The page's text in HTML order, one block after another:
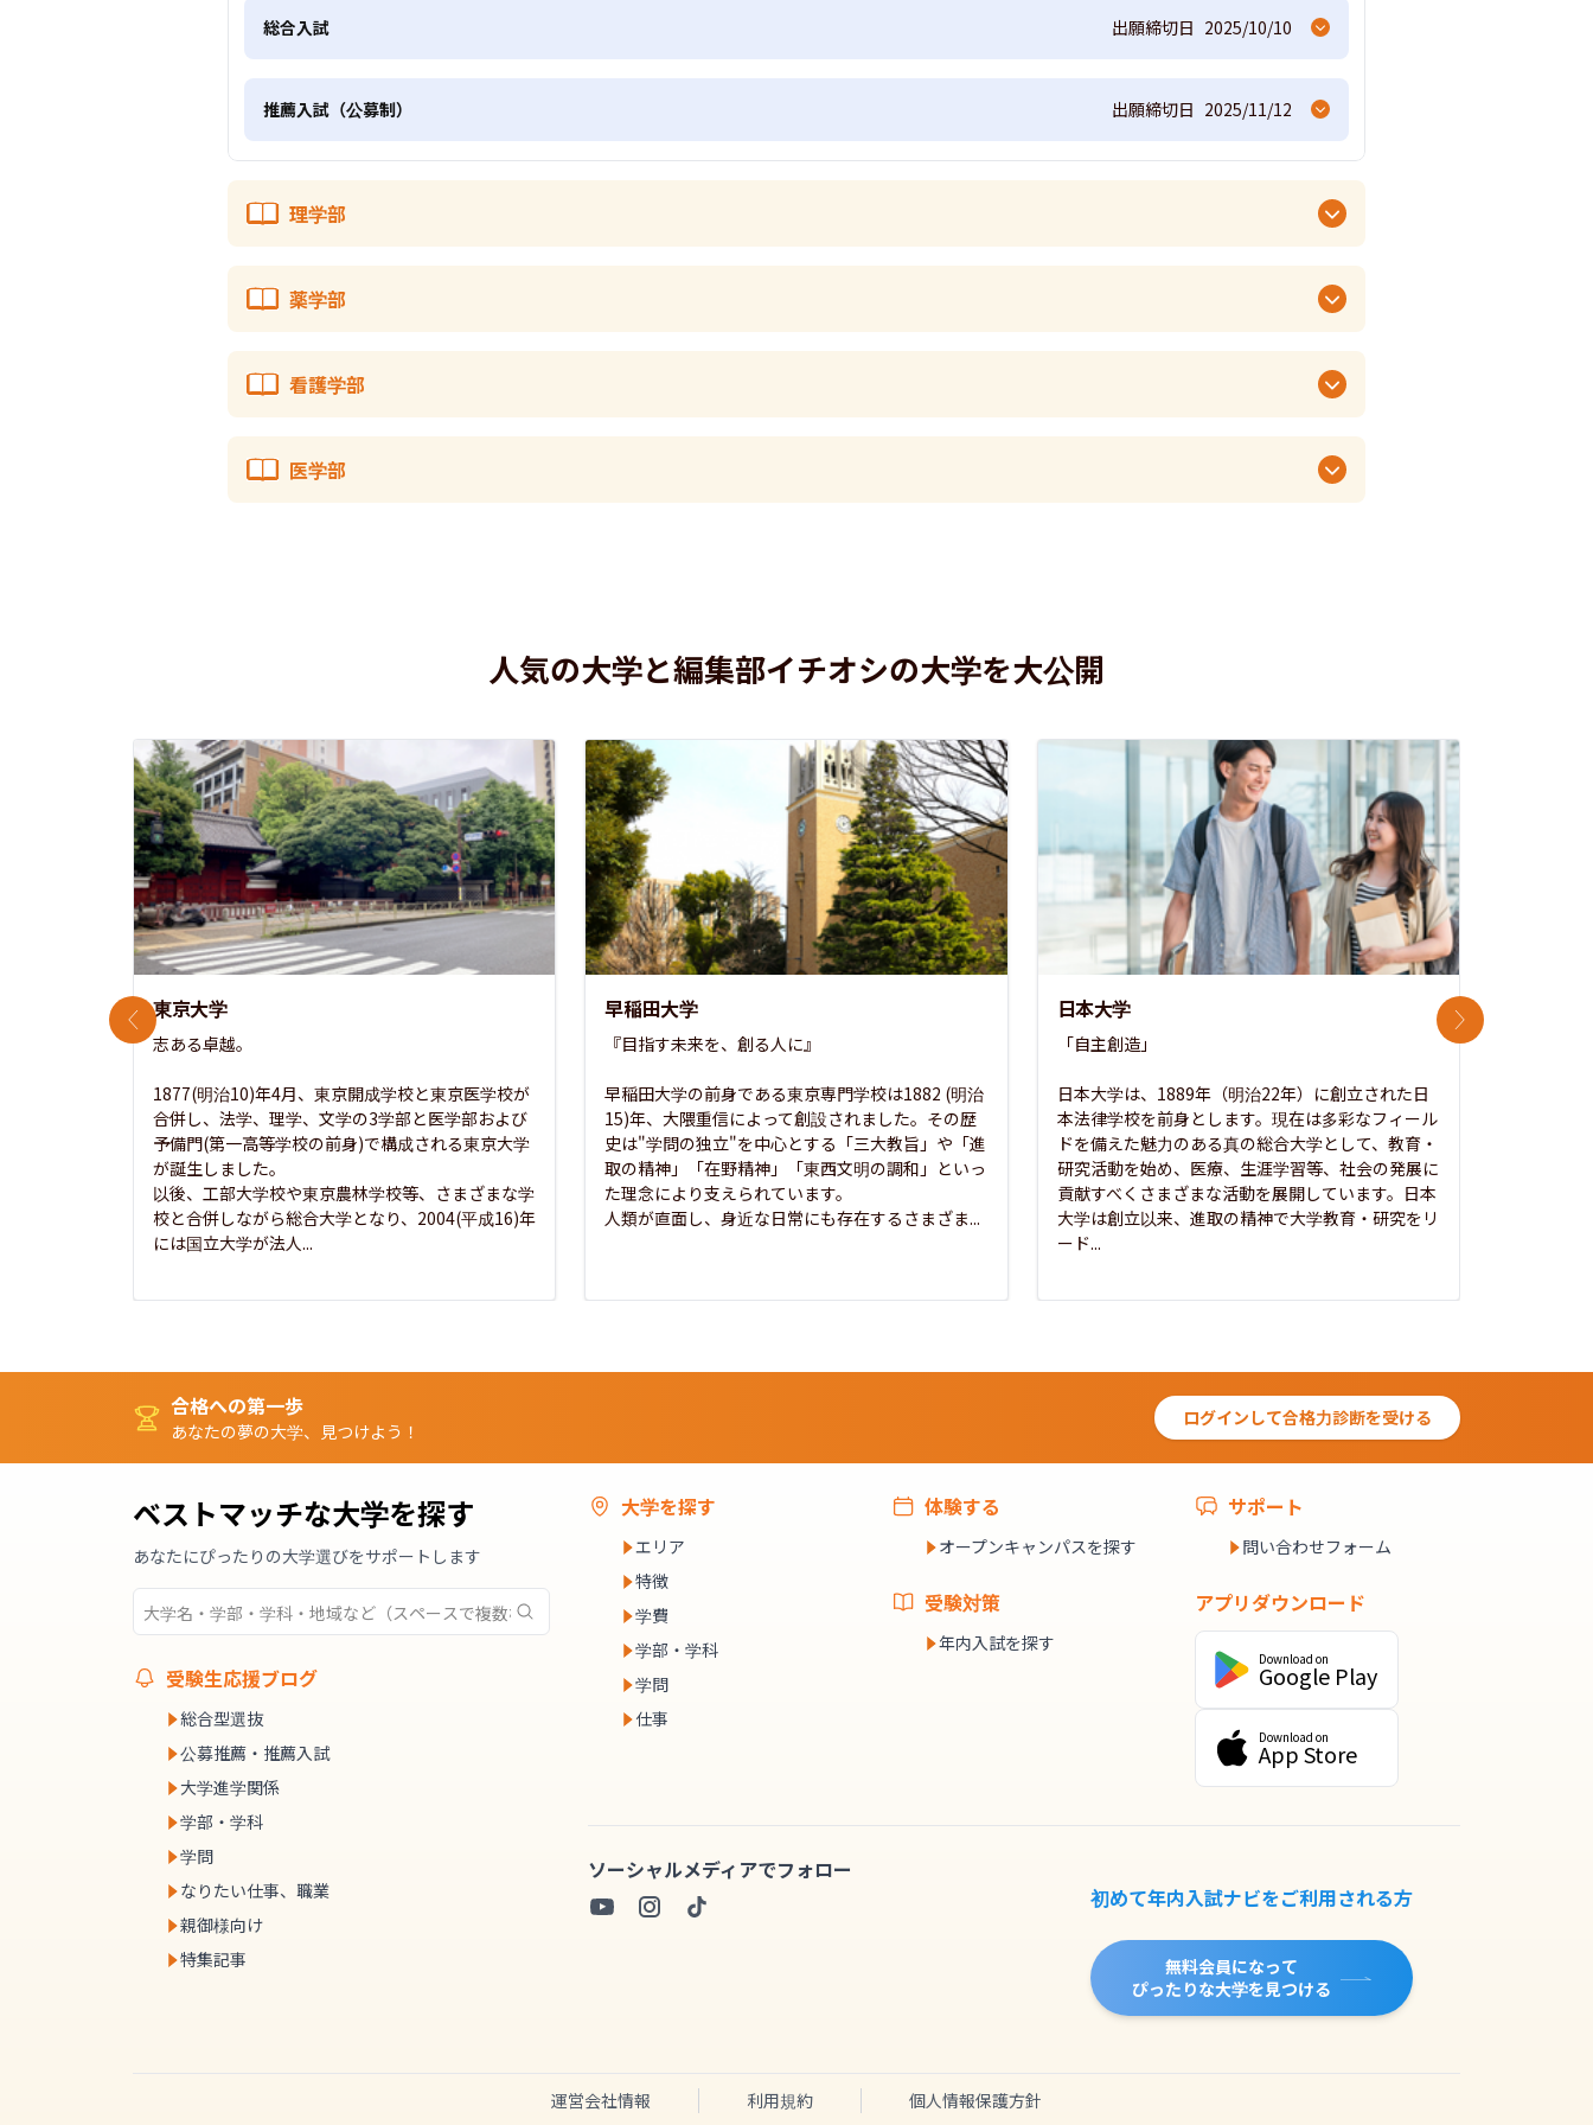
総合入試 出願締切日 2025/10/10
推薦入試（公募制） 出願締切日 2025/11/12
理学部
薬学部
看護学部
医学部
人気の大学と編集部イチオシの大学を大公開
東京大学
志ある卓越。
1877(明治10)年4月、東京開成学校と東京医学校が
合併し、法学、理学、文学の3学部と医学部および
予備門(第一高等学校の前身)で構成される東京大学
が誕生しました。
以後、工部大学校や東京農林学校等、さまざまな学
校と合併しながら総合大学となり、2004(平成16)年
には国立大学が法人...
早稲田大学
『目指す未来を、創る人に』
早稲田大学の前身である東京専門学校は1882 (明治
15)年、大隈重信によって創設されました。その歴
史は"学問の独立"を中心とする「三大教旨」や「進
取の精神」「在野精神」「東西文明の調和」といっ
た理念により支えられています。
人類が直面し、身近な日常にも存在するさまざま...
日本大学
「自主創造」
日本大学は、1889年（明治22年）に創立された日
本法律学校を前身とします。現在は多彩なフィール
ドを備えた魅力のある真の総合大学として、教育・
研究活動を始め、医療、生涯学習等、社会の発展に
貢献すべくさまざまな活動を展開しています。日本
大学は創立以来、進取の精神で大学教育・研究をリ
ード...
前のスライド 次のスライド
合格への第一歩
あなたの夢の大学、見つけよう！
ログインして合格力診断を受ける
ベストマッチな大学を探す
あなたにぴったりの大学選びをサポートします
受験生応援ブログ
総合型選抜
公募推薦・推薦入試
大学進学関係
学部・学科
学問
なりたい仕事、職業
親御様向け
特集記事
大学を探す
エリア
特徴
学費
学部・学科
学問
仕事
体験する
オープンキャンパスを探す
受験対策
年内入試を探す
サポート
問い合わせフォーム
アプリダウンロード
Download on
Google Play
Download on
App Store
ソーシャルメディアでフォロー
初めて年内入試ナビをご利用される方
無料会員になって
ぴったりな大学を見つける
運営会社情報 利用規約 個人情報保護方針